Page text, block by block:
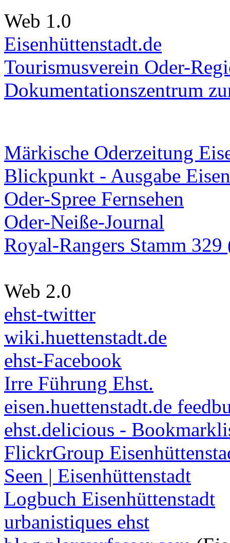
Web 1.0
Eisenhüttenstadt.de
Tourismusverein Oder-
Dokumentationszentrum
Märkische Oderzeitung
Blickpunkt - Ausgabe
Oder-Spree Fernsehen
Oder-Neiße-Journal
Royal-Rangers Stamm
Web 2.0
ehst-twitter
wiki.huettenstadt.de
ehst-Facebook
Irre Führung Ehst.
eisen.huettenstadt.de
ehst.delicious -
FlickrGroup
Seen | Eisenhüttenstadt
Logbuch Eisenhüttenstadt
urbanistiques ehst